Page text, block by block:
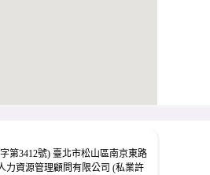
第3412號) 臺北市松山區南京東路
力資源管理顧問有限公司 (私業許